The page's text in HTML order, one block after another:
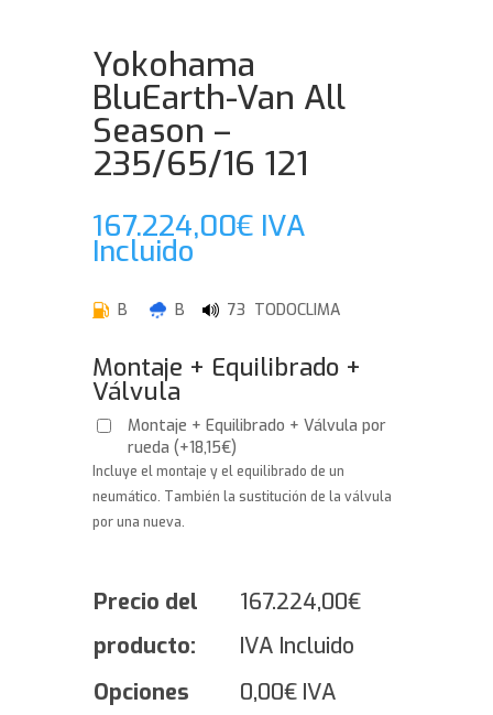
Yokohama
BluEarth-Van All
Season –
235/65/16 121
167.224,00€ IVA
Incluido
B B 73 TODOCLIMA
Montaje + Equilibrado +
Válvula
Montaje + Equilibrado + Válvula por
rueda(+18,15€)
Incluye el montaje y el equilibrado de un
neumático. También la sustitución de la válvula
por una nueva.
Precio del
producto:
167.224,00€
IVA Incluido
Opciones
0,00€ IVA